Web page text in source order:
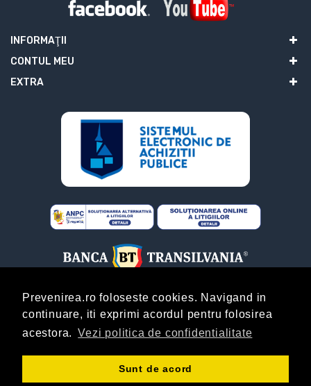
Prevenirea.ro foloseste cookies. Navigand in
continuare, iti exprimi acordul pentru folosirea
acestora.
Vezi politica de confidentialitate
Sunt de acord
INFORMAŢII
CONTUL MEU
EXTRA
ABONARE